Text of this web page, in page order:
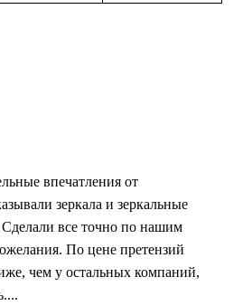
впечатления от
зеркала и зеркальные
все точно по нашим
По цене претензий
чем у остальных компаний,